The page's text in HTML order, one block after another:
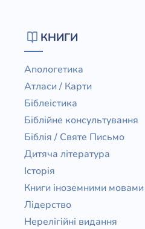
КНИГИ
Апологетика
Атласи / Карти
Біблеістика
Біблійне консультування
Біблія / Святе Письмо
Дитяча література
Історія
Книги іноземними мовами
Лідерство
Нерелігійні видання